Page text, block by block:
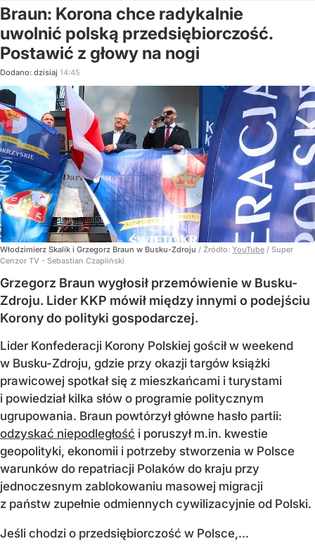
Braun: Korona chce radykalnie
uwolnić polską przedsiębiorczość.
Postawić z głowy na nogi
Dodano: dzisiaj 14:45
Włodzimierz Skalik i Grzegorz Braun w Busku-Zdroju / Źródło: YouTube / Super
Cenzor TV - Sebastian Czapliński
Grzegorz Braun wygłosił przemówienie w Busku-
Zdroju. Lider KKP mówił między innymi o podejściu
Korony do polityki gospodarczej.
Lider Konfederacji Korony Polskiej gościł w weekend
w Busku-Zdroju, gdzie przy okazji targów książki
prawicowej spotkał się z mieszkańcami i turystami
i powiedział kilka słów o programie politycznym
ugrupowania. Braun powtórzył główne hasło partii:
odzyskać niepodległość i poruszył m.in. kwestie
geopolityki, ekonomii i potrzeby stworzenia w Polsce
warunków do repatriacji Polaków do kraju przy
jednoczesnym zablokowaniu masowej migracji
z państw zupełnie odmiennych cywilizacyjnie od Polski.
Jeśli chodzi o przedsiębiorczość w Polsce,...